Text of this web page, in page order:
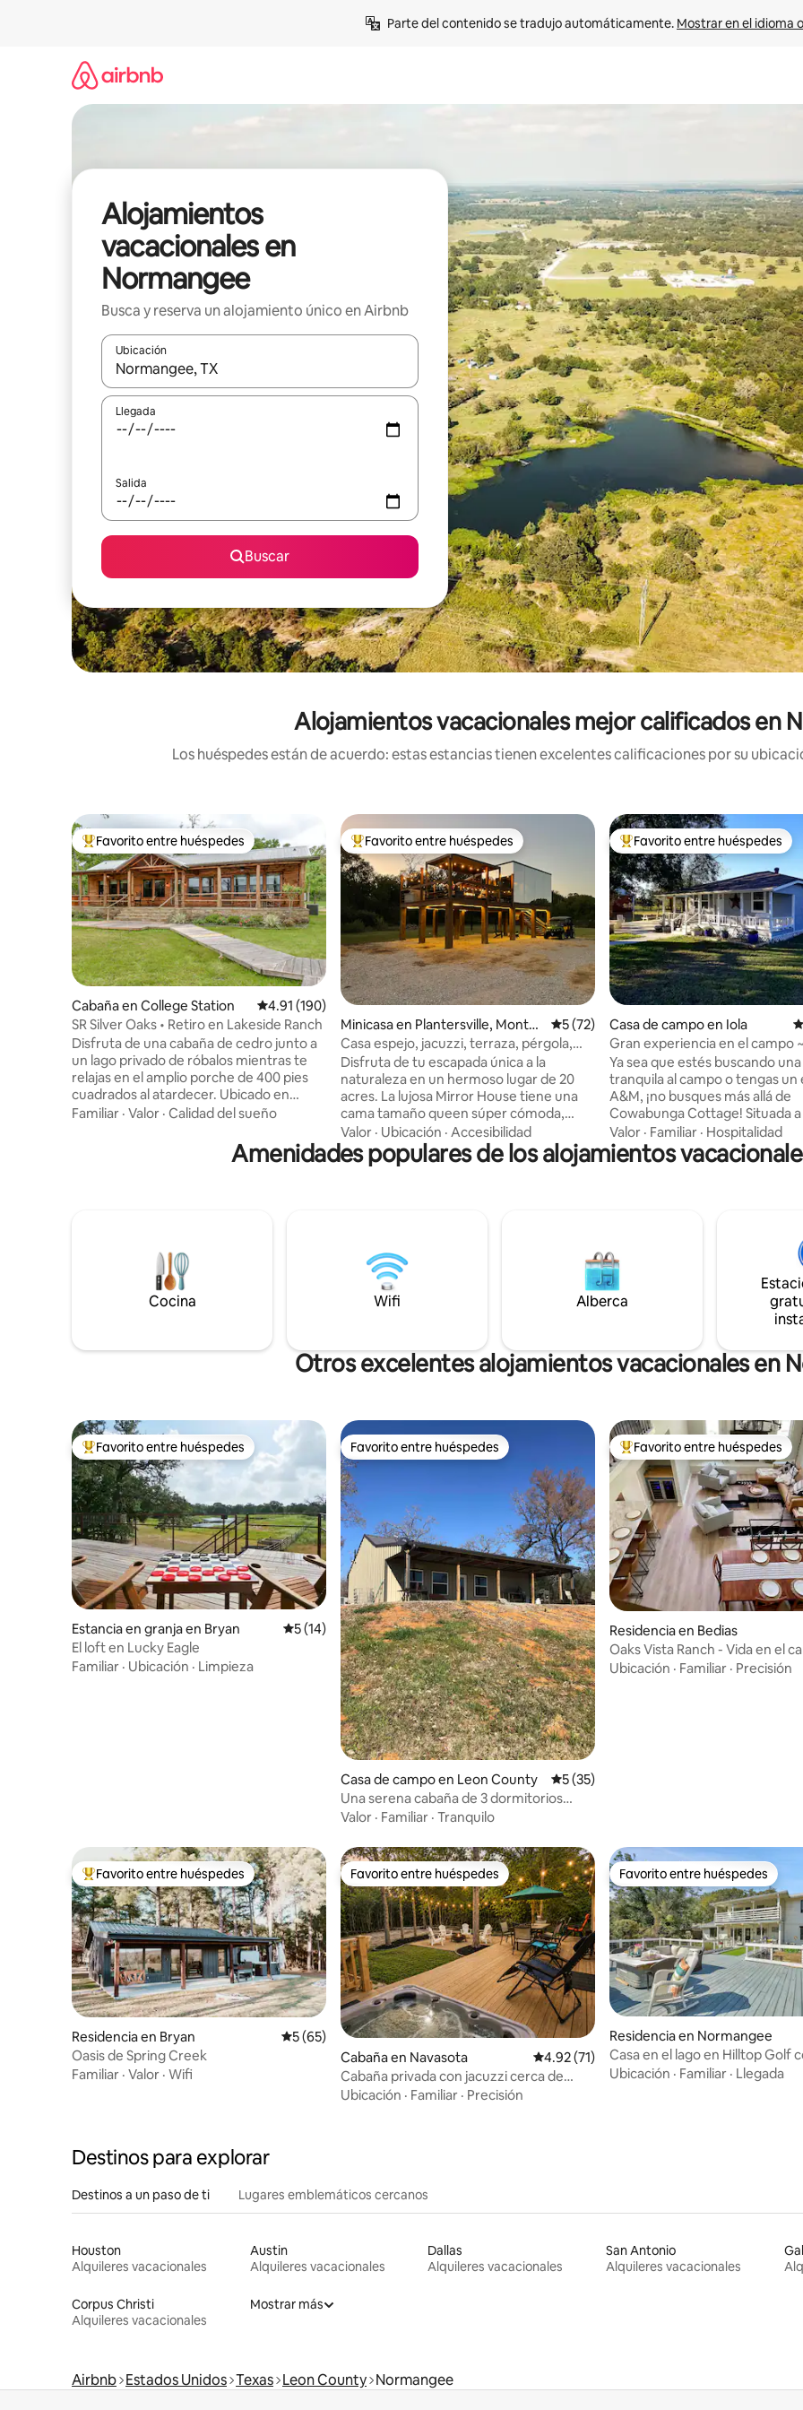
Parte del contenido se tradujo automáticamente. Mostrar en el idioma
Alojamientos
vacacionales en
Normangee
Busca y reserva un alojamiento único en Airbnb
Ubicación
Cuando los resultados estén disponibles, podrás navegar usando las teclas de las flechas hacia arriba y hacia abajo, o
Llegada
Salida
Buscar
Alojamientos vacacionales mejor calificados en
Los huéspedes están de acuerdo: estas estancias tienen excelentes calificaciones por su
De los mejores en Favorito entre huéspedes
Favorito entre huéspedes
Cabaña en College Station Calificación promedio: 4.91 de 5; 190 evaluaciones
4.91 (190)
SR Silver Oaks • Retiro en Lakeside Ranch
Disfruta de una cabaña de cedro junto a
un lago privado de róbalos mientras te
relajas en el amplio porche de 400 pies
cuadrados al atardecer. Ubicado en
Schiller Ranch Estates, cerca de Houston
para los fines de semana de los Aggie, los
viajes de pesca, las escapadas familiares
de alta definición y cabañas adicionales
cercanas para grupos más grandes.
Familiar · Valor · Calidad del sueño
De los mejores en Favorito entre huéspedes
Favorito entre huéspedes
Minicasa en Plantersville, Montg
omery
Calificación promedio: 5 de 5; 72
5 (72)
Casa espejo, jacuzzi, terraza, pérgola,
parrilla, fogata
Disfruta de tu escapada única a la
naturaleza en un hermoso lugar de 20
acres. La lujosa Mirror House tiene una
cama tamaño queen súper cómoda,
ducha e inodoro tipo spa, aire
acondicionado, TV ROKU, nevera, WI-FI y
cocina americana surtida con tus cafés y
estanque abastecido de 1,5 acres. La
bodega Bernhardt está a menos de 1,5
millas y el Renn Fest está a menos de 10
millas. Pasea, pesca, camina, relájate y
Valor · Ubicación · Accesibilidad
De los mejores en Favorito
Favorito entre huéspedes
Casa de campo en Iola
Gran experiencia en el campo ~
¡memorable y única!
Ya sea que estés buscando
tranquila al campo o tengas un
A&M, ¡no busques más allá de
Cowabunga Cottage! Situada
de 30 minutos de Kyle Field,
College Station, en un gran
ganado, esta casa de campo
aire libre, chimenea, parrilla de
de disco, cornhole, mecedoras
columpio en el porche. Con
estancia viene un paquete de
leña y golosinas para alimentar
Valor · Familiar · Hospitalidad
Amenidades populares de los alojamientos
Cocina Wifi Alberca
Otros excelentes alojamientos vacacionales en
De los mejores en Favorito entre huéspedes
Favorito entre huéspedes
Estancia en granja en Bryan Calificación promedio: 5 de 5; 14 evaluaciones
5 (14)
El loft en Lucky Eagle
Familiar · Ubicación · Limpieza
Favorito entre huéspedes
Favorito entre huéspedes
Casa de campo en Leon County Calificación promedio: 5 de 5; 35
5 (35)
Una serena cabaña de 3 dormitorios
escondida en el condado de Leon.
Valor · Familiar · Tranquilo
De los mejores en Favorito
Favorito entre huéspedes
Residencia en Bedias
Oaks Vista Ranch - Vida en el
Comodidad moderna
Ubicación · Familiar · Precisión
De los mejores en Favorito entre huéspedes
Favorito entre huéspedes
Residencia en Bryan Calificación promedio: 5 de 5; 65 evaluaciones
5 (65)
Oasis de Spring Creek
Familiar · Valor · Wifi
Favorito entre huéspedes
Favorito entre huéspedes
Cabaña en Navasota Calificación promedio: 4.92 de 5; 71
4.92 (71)
Cabaña privada con jacuzzi cerca de
Texas A&M
Ubicación · Familiar · Precisión
Favorito entre huéspedes
Favorito entre huéspedes
Residencia en Normangee
Casa en el lago en Hilltop Golf
y embarcaciones
Ubicación · Familiar · Llegada
Destinos para explorar
Destinos a un paso de ti Lugares emblemáticos cercanos
Houston
Alquileres vacacionales
Austin
Alquileres vacacionales
Dallas
Alquileres vacacionales
San Antonio
Alquileres vacacionales
Corpus Christi
Alquileres vacacionales
Mostrar más
Airbnb Estados Unidos Texas Leon County Normangee